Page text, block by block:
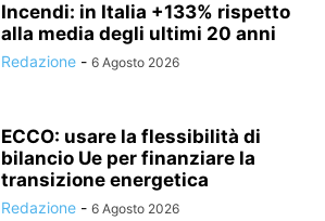
Incendi: in Italia +133% rispetto
alla media degli ultimi 20 anni
Redazione - 6 Agosto 2026
ECCO: usare la flessibilità di
bilancio Ue per finanziare la
transizione energetica
Redazione - 6 Agosto 2026